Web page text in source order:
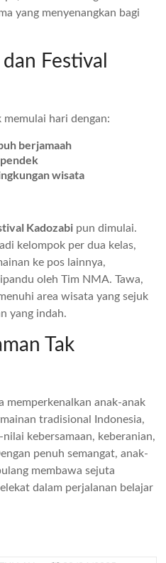
yang menyenangkan bagi
Festival
memulai hari dengan:
berjamaah
wisata
Kadozabi pun dimulai.
kelompok per dua kelas,
ke pos lainnya,
oleh Tim NMA. Tawa,
area wisata yang sejuk
yang indah.
Tak
memperkenalkan anak-anak
tradisional Indonesia,
kebersamaan, keberanian,
penuh semangat, anak-
membawa sejuta
dalam perjalanan belajar